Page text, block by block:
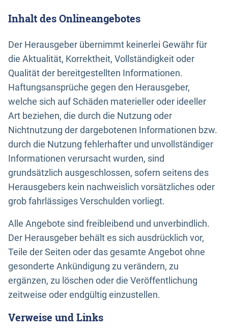
Inhalt des Onlineangebotes
Der Herausgeber übernimmt keinerlei Gewähr für
die Aktualität, Korrektheit, Vollständigkeit oder
Qualität der bereitgestellten Informationen.
Haftungsansprüche gegen den Herausgeber,
welche sich auf Schäden materieller oder ideeller
Art beziehen, die durch die Nutzung oder
Nichtnutzung der dargebotenen Informationen bzw.
durch die Nutzung fehlerhafter und unvollständiger
Informationen verursacht wurden, sind
grundsätzlich ausgeschlossen, sofern seitens des
Herausgebers kein nachweislich vorsätzliches oder
grob fahrlässiges Verschulden vorliegt.
Alle Angebote sind freibleibend und unverbindlich.
Der Herausgeber behält es sich ausdrücklich vor,
Teile der Seiten oder das gesamte Angebot ohne
gesonderte Ankündigung zu verändern, zu
ergänzen, zu löschen oder die Veröffentlichung
zeitweise oder endgültig einzustellen.
Verweise und Links